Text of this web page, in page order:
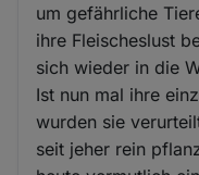
um gefährliche
ihre Fleischeslust
sich wieder in die
Ist nun mal ihre
wurden sie
seit jeher rein